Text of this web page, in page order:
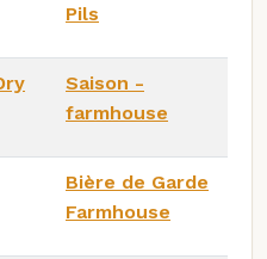
Pils
Saison -
farmhouse
Bière de Garde
Farmhouse